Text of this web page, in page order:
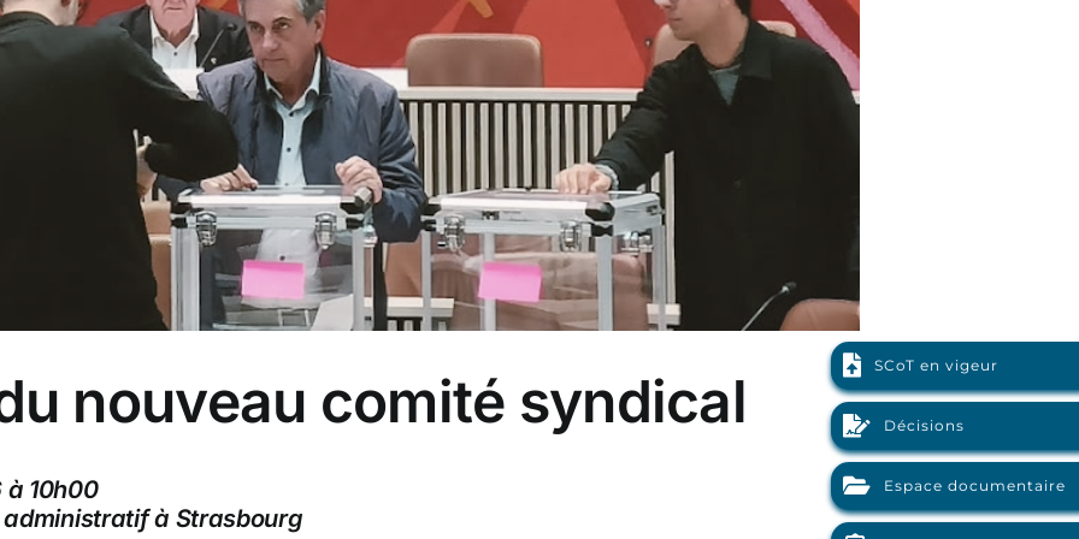
nouveau comité syndical
à 10h00
à Strasbourg
SCoT en vigeur
Décisions
Espace documentaire